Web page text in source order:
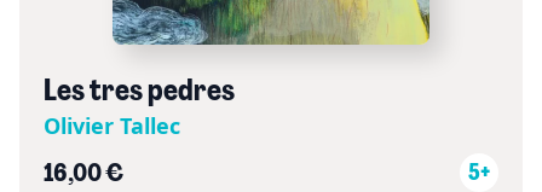
Les tres pedres
Olivier Tallec
16,00 € 5+